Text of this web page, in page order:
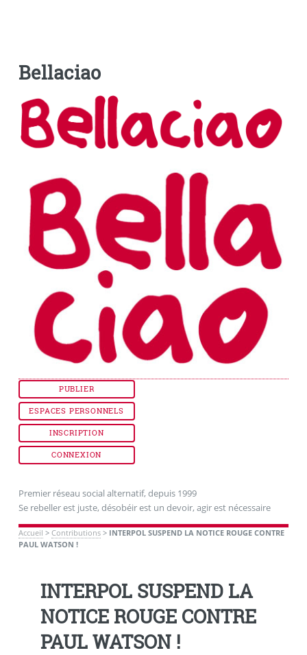
Bellaciao
PUBLIER
ESPACES PERSONNELS
INSCRIPTION
CONNEXION
Premier réseau social alternatif, depuis 1999
Se rebeller est juste, désobéir est un devoir, agir est nécessaire
Accueil > Contributions> INTERPOL SUSPEND LA NOTICE ROUGE CONTRE
PAUL WATSON !
INTERPOL SUSPEND LA
NOTICE ROUGE CONTRE
PAUL WATSON !